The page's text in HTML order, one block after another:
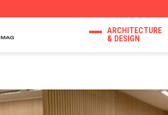
ARCHITECTURE
& DESIGN